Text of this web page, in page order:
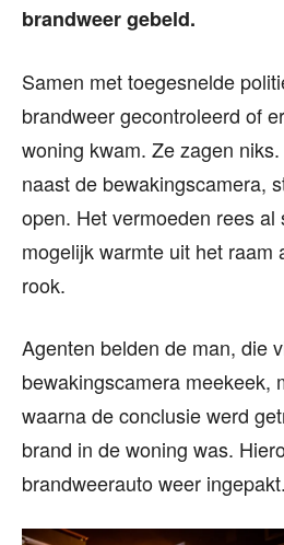
brandweer gebeld.
Samen met toegesnelde
brandweer gecontroleerd of
woning kwam. Ze zagen
naast de bewakingscamera,
open. Het vermoeden rees
mogelijk warmte uit het raam
rook.
Agenten belden de man, die
bewakingscamera meekeek,
waarna de conclusie werd
brand in de woning was.
brandweerauto weer ingepakt.